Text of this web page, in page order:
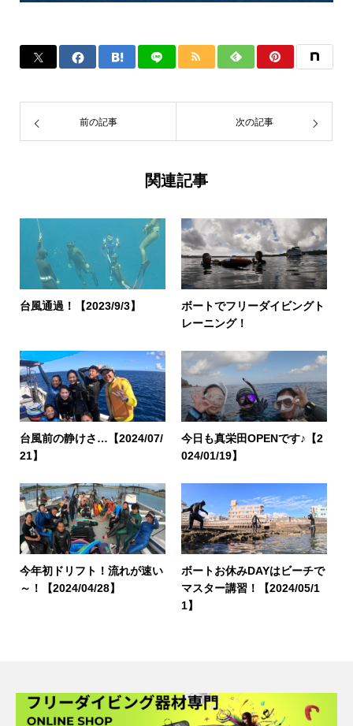
前の記事 次の記事
関連記事
台風通過！【2023/9/3】
ボートでフリーダイビングト
レーニング！
台風前の静けさ…【2024/07/
21】
今日も真栄田OPENです♪【2
024/01/19】
今年初ドリフト！流れが速い
～！【2024/04/28】
ボートお休みDAYはビーチで
マスター講習！【2024/05/1
1】